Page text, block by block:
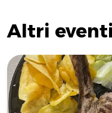
Altri